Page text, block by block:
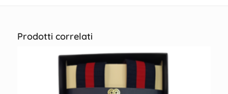
Prodotti correlati